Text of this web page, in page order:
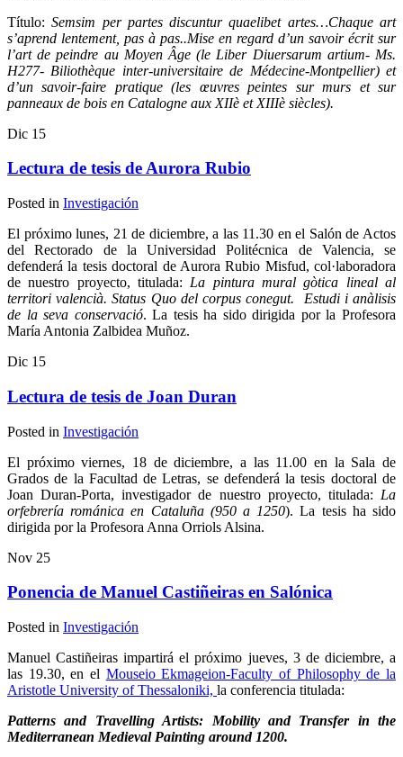
Título:Semsim per partes discuntur quaelibet artes…Chaque art
s’aprend lentement, pas à pas..Mise en regard d’un savoir écrit sur
l’art de peindre au Moyen Âge (le Liber Diuersarum artium- Ms.
H277- Biliothèque inter-universitaire de Médecine-Montpellier) et
d’un savoir-faire pratique (les œuvres peintes sur murs et sur
panneaux de bois en Catalogne aux XIIè et XIIIè siècles).
Dic 15
Lectura de tesis de Aurora Rubio
Posted in Investigación
El próximo lunes, 21 de diciembre, a las 11.30 en el Salón de Actos
del Rectorado de la Universidad Politécnica de Valencia, se
defenderá la tesis doctoral de Aurora Rubio Misfud, col·laboradora
de nuestro proyecto, titulada: La pintura mural gòtica lineal al
territori valencià. Status Quo del corpus conegut. Estudi i anàlisis
de la seva conservació. La tesis ha sido dirigida por la Profesora
María Antonia Zalbidea Muñoz.
Dic 15
Lectura de tesis de Joan Duran
Posted in Investigación
El próximo viernes, 18 de diciembre, a las 11.00 en la Sala de
Grados de la Facultad de Letras, se defenderá la tesis doctoral de
Joan Duran-Porta, investigador de nuestro proyecto, titulada: La
orfebrería románica en Cataluña (950 a 1250). La tesis ha sido
dirigida por la Profesora Anna Orriols Alsina.
Nov 25
Ponencia de Manuel Castiñeiras en Salónica
Posted in Investigación
Manuel Castiñeiras impartirá el próximo jueves, 3 de diciembre, a
las 19.30, en el Mouseio Ekmageion-Faculty of Philosophy de la
Aristotle University of Thessaloniki, la conferencia titulada:
Patterns and Travelling Artists: Mobility and Transfer in the
Mediterranean Medieval Painting around 1200.